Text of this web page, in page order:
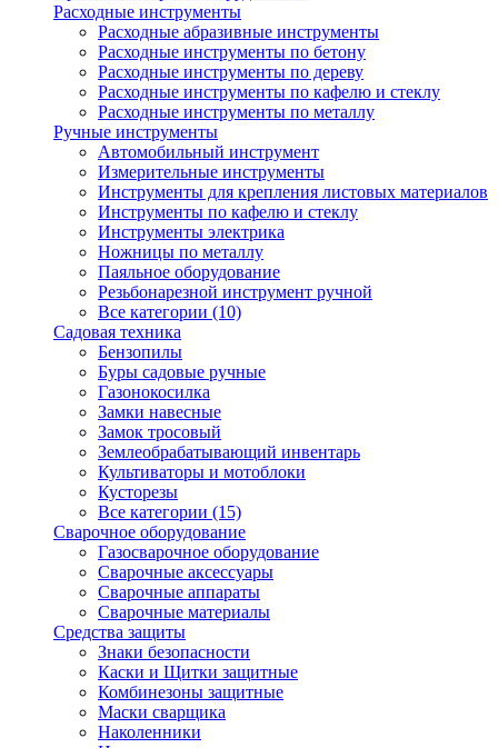
Расходные инструменты
Расходные абразивные инструменты
Расходные инструменты по бетону
Расходные инструменты по дереву
Расходные инструменты по кафелю и стеклу
Расходные инструменты по металлу
Ручные инструменты
Автомобильный инструмент
Измерительные инструменты
Инструменты для крепления листовых материалов
Инструменты по кафелю и стеклу
Инструменты электрика
Ножницы по металлу
Паяльное оборудование
Резьбонарезной инструмент ручной
Все категории (10)
Садовая техника
Бензопилы
Буры садовые ручные
Газонокосилка
Замки навесные
Замок тросовый
Землеобрабатывающий инвентарь
Культиваторы и мотоблоки
Кусторезы
Все категории (15)
Сварочное оборудование
Газосварочное оборудование
Сварочные аксессуары
Сварочные аппараты
Сварочные материалы
Средства защиты
Знаки безопасности
Каски и Щитки защитные
Комбинезоны защитные
Маски сварщика
Наколенники